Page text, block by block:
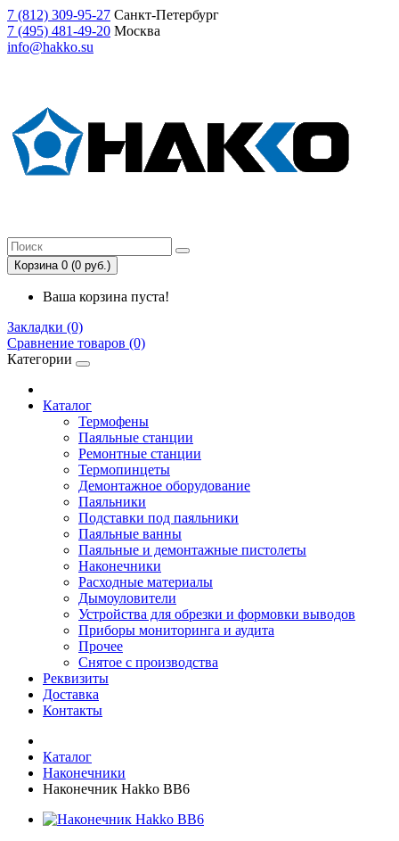
7 (812) 309-95-27 Санкт-Петербург
7 (495) 481-49-20 Москва
info@hakko.su
Корзина 0 (0 руб.)
Ваша корзина пуста!
Закладки (0)
Сравнение товаров (0)
Категории
Каталог
Термофены
Паяльные станции
Ремонтные станции
Термопинцеты
Демонтажное оборудование
Паяльники
Подставки под паяльники
Паяльные ванны
Паяльные и демонтажные пистолеты
Наконечники
Расходные материалы
Дымоуловители
Устройства для обрезки и формовки выводов
Приборы мониторинга и аудита
Прочее
Снятое с производства
Реквизиты
Доставка
Контакты
Каталог
Наконечники
Наконечник Hakko BB6